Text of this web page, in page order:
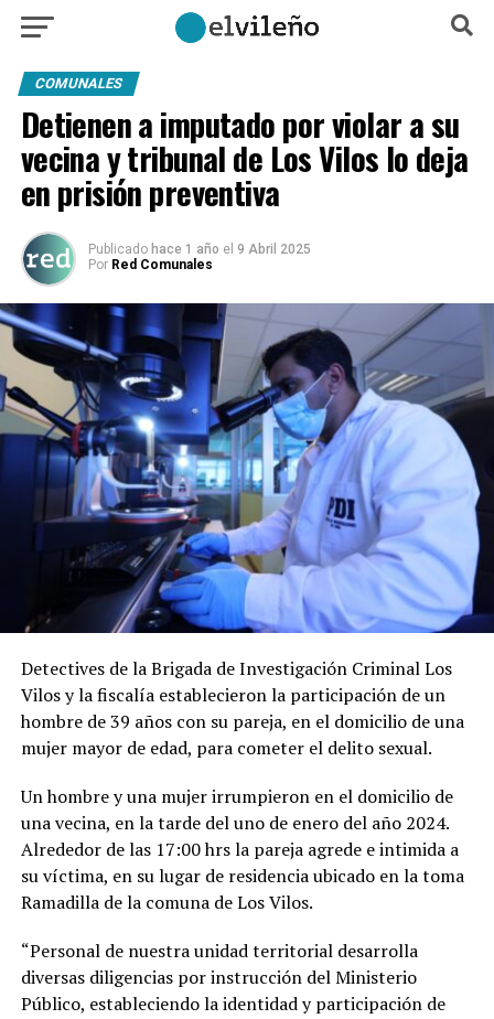
COMUNALES
Detienen a imputado por violar a su
vecina y tribunal de Los Vilos lo deja
en prisión preventiva
Publicado hace 1 año el 9 Abril 2025
Por Red Comunales
Detectives de la Brigada de Investigación Criminal Los
Vilos y la fiscalía establecieron la participación de un
hombre de 39 años con su pareja, en el domicilio de una
mujer mayor de edad, para cometer el delito sexual.
Un hombre y una mujer irrumpieron en el domicilio de
una vecina, en la tarde del uno de enero del año 2024.
Alrededor de las 17:00 hrs la pareja agrede e intimida a
su víctima, en su lugar de residencia ubicado en la toma
Ramadilla de la comuna de Los Vilos.
“Personal de nuestra unidad territorial desarrolla
diversas diligencias por instrucción del Ministerio
Público, estableciendo la identidad y participación de